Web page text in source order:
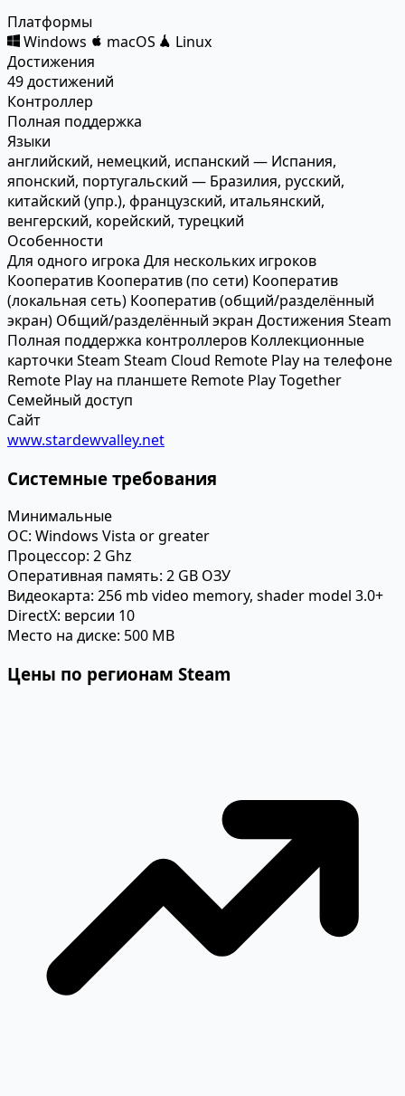
Платформы
Windows
macOS
Linux
Достижения
49 достижений
Контроллер
Полная поддержка
Языки
английский, немецкий, испанский — Испания,
японский, португальский — Бразилия, русский,
китайский (упр.), французский, итальянский,
венгерский, корейский, турецкий
Особенности
Для одного игрока Для нескольких игроков
Кооператив Кооператив (по сети) Кооператив
(локальная сеть) Кооператив (общий/разделённый
экран) Общий/разделённый экран Достижения Steam
Полная поддержка контроллеров Коллекционные
карточки Steam Steam Cloud Remote Play на телефоне
Remote Play на планшете Remote Play Together
Семейный доступ
Сайт
www.stardewvalley.net
Системные требования
Минимальные
ОС: Windows Vista or greater
Процессор: 2 Ghz
Оперативная память: 2 GB ОЗУ
Видеокарта: 256 mb video memory, shader model 3.0+
DirectX: версии 10
Место на диске: 500 MB
Цены по регионам Steam